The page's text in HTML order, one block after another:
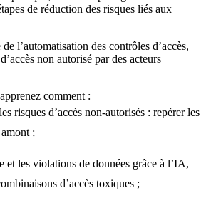
de réduction des risques liés aux
l’automatisation des contrôles d’accès,
non autorisé par des acteurs
comment :
risques d’accès non-autorisés : repérer les
;
et les violations de données grâce à l’IA,
d’accès toxiques ;